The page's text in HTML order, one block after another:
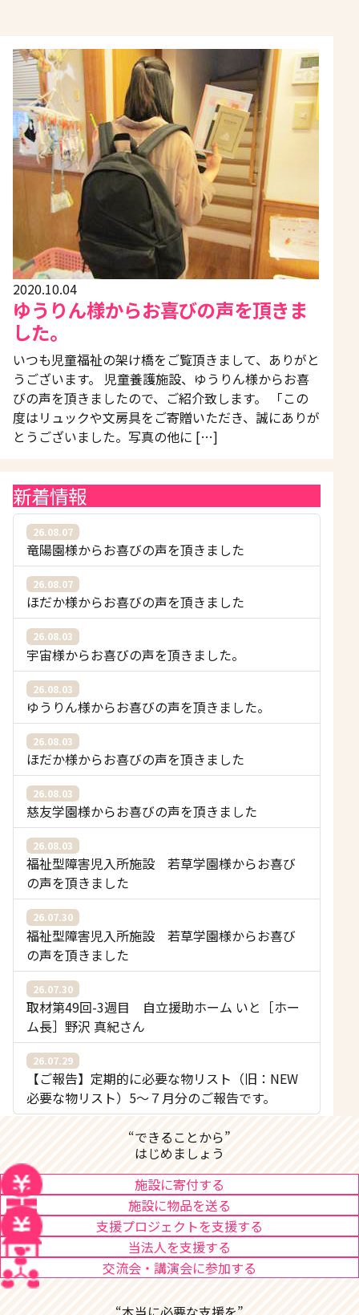
2020.10.04
ゆうりん様からお喜びの声を頂きま
した。
いつも児童福祉の架け橋をご覧頂きまして、ありがと
うございます。 児童養護施設、ゆうりん様からお喜
びの声を頂きましたので、ご紹介致します。 「この
度はリュックや文房具をご寄贈いただき、誠にありが
とうございました。写真の他に […]
新着情報
26.08.07
竜陽園様からお喜びの声を頂きました
26.08.07
ほだか様からお喜びの声を頂きました
26.08.03
宇宙様からお喜びの声を頂きました。
26.08.03
ゆうりん様からお喜びの声を頂きました。
26.08.03
ほだか様からお喜びの声を頂きました
26.08.03
慈友学園様からお喜びの声を頂きました
26.08.03
福祉型障害児入所施設 若草学園様からお喜び
の声を頂きました
26.07.30
福祉型障害児入所施設 若草学園様からお喜び
の声を頂きました
26.07.30
取材第49回-3週目 自立援助ホーム いと［ホー
ム長］野沢 真紀さん
26.07.29
【ご報告】定期的に必要な物リスト（旧：NEW
必要な物リスト）5〜７月分のご報告です。
“できることから”
はじめましょう
施設に寄付する
施設に物品を送る
支援プロジェクトを支援する
当法人を支援する
交流会・講演会に参加する